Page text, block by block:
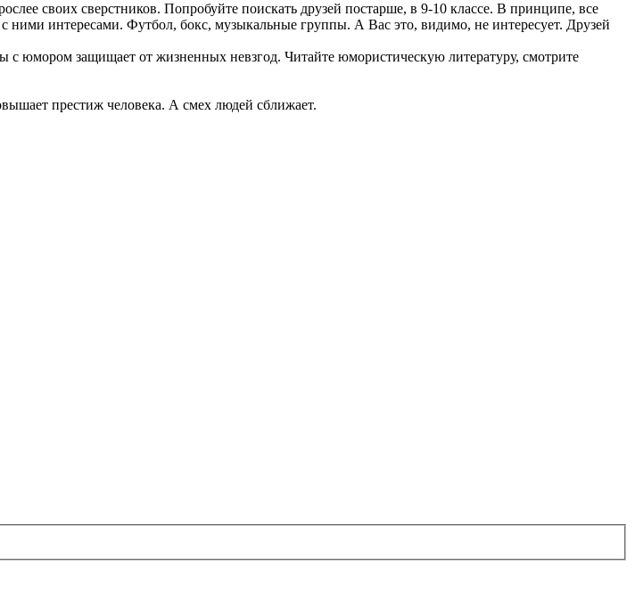
своих сверстников. Попробуйте поискать друзей постарше, в 9-10 классе. В принципе, все
ними интересами. Футбол, бокс, музыкальные группы. А Вас это, видимо, не интересует. Друзей
с юмором защищает от жизненных невзгод. Читайте юмористическую литературу, смотрите
престиж человека. А смех людей сближает.